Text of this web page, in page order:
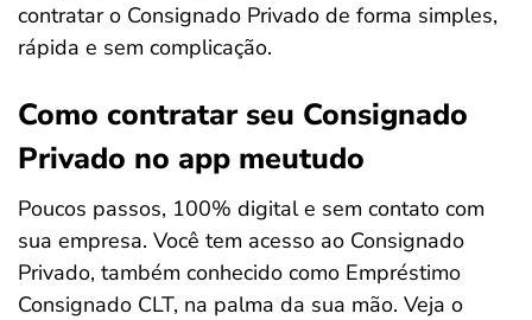
contratar o Consignado Privado de forma simples,
rápida e sem complicação.
Como contratar seu Consignado
Privado no app meutudo
Poucos passos, 100% digital e sem contato com
sua empresa. Você tem acesso ao Consignado
Privado, também conhecido como Empréstimo
Consignado CLT, na palma da sua mão. Veja o